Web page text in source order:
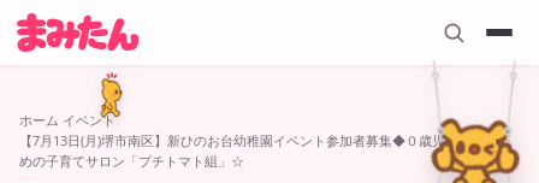
ホーム イベント›
【7月13日(月)堺市南区】新ひのお台幼稚園イベント参加者募集◆０歳児のママのた
めの子育てサロン「プチトマト組」☆